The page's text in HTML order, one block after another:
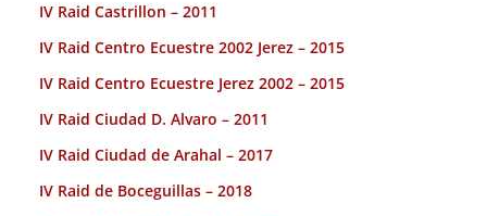
IV Raid Castrillon – 2011
IV Raid Centro Ecuestre 2002 Jerez – 2015
IV Raid Centro Ecuestre Jerez 2002 – 2015
IV Raid Ciudad D. Alvaro – 2011
IV Raid Ciudad de Arahal – 2017
IV Raid de Boceguillas – 2018